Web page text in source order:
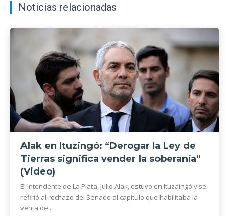
Noticias relacionadas
Alak en Ituzingó: “Derogar la Ley de
Tierras significa vender la soberanía”
(Video)
El intendente de La Plata, Julio Alak, estuvo en Ituzaingó y se
refirió al rechazo del Senado al capítulo que habilitaba la
venta de...